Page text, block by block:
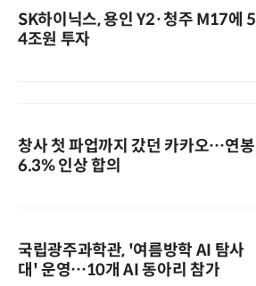
SK하이닉스, 용인 Y2·청주 M17에 5
4조원 투자
창사 첫 파업까지 갔던 카카오…연봉
6.3% 인상 합의
국립광주과학관, '여름방학 AI 탐사
대' 운영…10개 AI 동아리 참가